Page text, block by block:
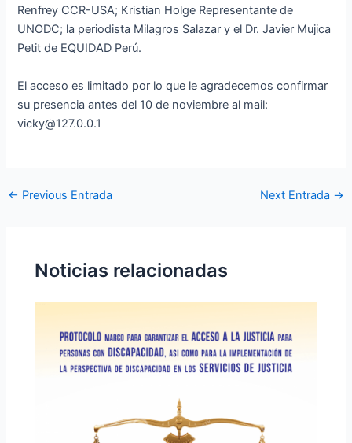
Renfrey CCR-USA; Kristian Holge Representante de
UNODC; la periodista Milagros Salazar y el Dr. Javier Mujica
Petit de EQUIDAD Perú.
El acceso es limitado por lo que le agradecemos confirmar
su presencia antes del 10 de noviembre al mail:
vicky@127.0.0.1
← Previous Entrada Next Entrada →
Noticias relacionadas